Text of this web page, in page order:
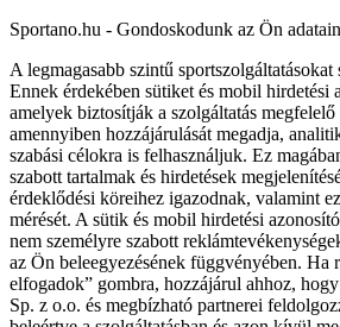
Sportano.hu - Gondoskodunk az Ön
A legmagasabb szintű
Ennek érdekében sütiket és mobil hirdetési
amelyek biztosítják a szolgáltatás megfelelő
amennyiben hozzájárulását megadja,
szabási célokra is felhasználjuk. Ez
szabott tartalmak és hirdetések
érdeklődési köreihez igazodnak, valamint
mérését. A sütik és mobil hirdetési
nem személyre szabott
az Ön beleegyezésének függvényében. Ha
elfogadok” gombra, hozzájárul ahhoz,
Sp. z o.o. és megbízható partnerei